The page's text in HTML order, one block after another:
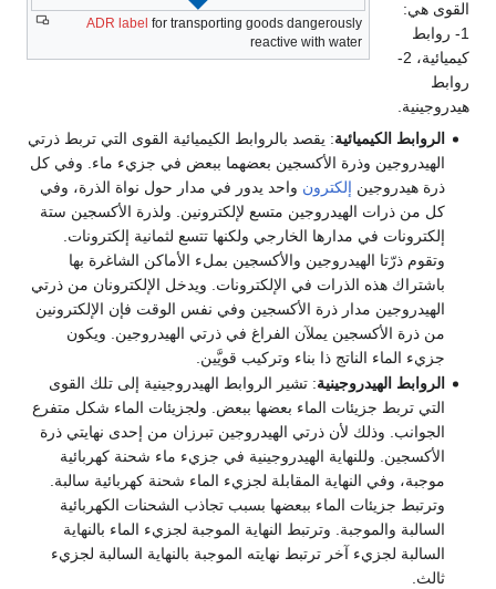
ADR label for transporting goods dangerously
reactive with water
القوى هي:
1- روابط
كيميائية، 2-
روابط
هيدروجينية.
الروابط الكيميائية: يقصد بالروابط الكيميائية القوى التي تربط ذرتي
الهيدروجين وذرة الأكسجين بعضهما ببعض في جزيء ماء. وفي كل
ذرة هيدروجين إلكترون واحد يدور في مدار حول نواة الذرة، وفي
كل من ذرات الهيدروجين متسع لإلكترونين. ولذرة الأكسجين ستة
إلكترونات في مدارها الخارجي ولكنها تتسع لثمانية إلكترونات.
وتقوم ذرّتا الهيدروجين والأكسجين بملء الأماكن الشاغرة بها
باشتراك هذه الذرات في الإلكترونات. ويدخل الإلكترونان من ذرتي
الهيدروجين مدار ذرة الأكسجين وفي نفس الوقت فإن الإلكترونين
من ذرة الأكسجين يملآن الفراغ في ذرتي الهيدروجين. ويكون
جزيء الماء الناتج ذا بناء وتركيب قويَّين.
الروابط الهيدروجينية: تشير الروابط الهيدروجينية إلى تلك القوى
التي تربط جزيئات الماء بعضها ببعض. ولجزيئات الماء شكل متفرع
الجوانب. وذلك لأن ذرتي الهيدروجين تبرزان من إحدى نهايتي ذرة
الأكسجين. وللنهاية الهيدروجينية في جزيء ماء شحنة كهربائية
موجبة، وفي النهاية المقابلة لجزيء الماء شحنة كهربائية سالبة.
وترتبط جزيئات الماء ببعضها بسبب تجاذب الشحنات الكهربائية
السالبة والموجبة. وترتبط النهاية الموجبة لجزيء الماء بالنهاية
السالبة لجزيء آخر ترتبط نهايته الموجبة بالنهاية السالبة لجزيء
ثالث.